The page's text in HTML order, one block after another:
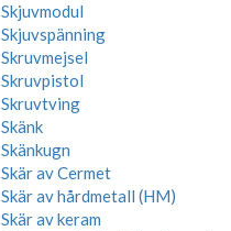
Skjuvmodul
Skjuvspänning
Skruvmejsel
Skruvpistol
Skruvtving
Skänk
Skänkugn
Skär av Cermet
Skär av hårdmetall (HM)
Skär av keram